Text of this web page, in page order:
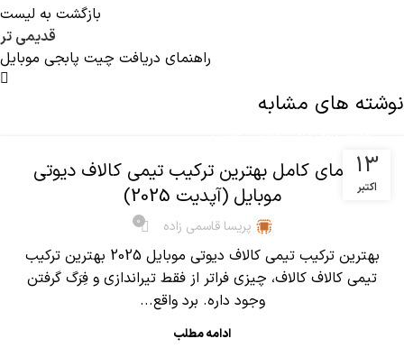
بازگشت به لیست
قدیمی تر
راهنمای دریافت چیت پابجی موبایل
نوشته های مشابه
13
اکتبر
راهنمای کامل بهترین ترکیب تیمی کالاف دیوتی
موبایل (آپدیت 2025)
پریسا قاسمی زاده 0
بهترین ترکیب تیمی کالاف دیوتی موبایل 2025 بهترین ترکیب
تیمی کالاف کالاف، چیزی فراتر از فقط تیراندازی و فِرَگ گرفتن
وجود داره. برد واقع...
ادامه مطلب